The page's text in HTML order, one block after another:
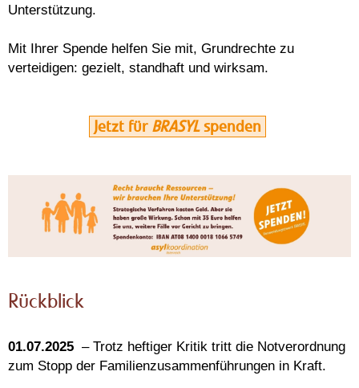
Unterstützung.
Mit Ihrer Spende helfen Sie mit, Grundrechte zu
verteidigen: gezielt, standhaft und wirksam.
Jetzt für BRASYLspenden
Rückblick
01.07.2025 – Trotz heftiger Kritik tritt die Notverordnung
zum Stopp der Familienzusammenführungen in Kraft.